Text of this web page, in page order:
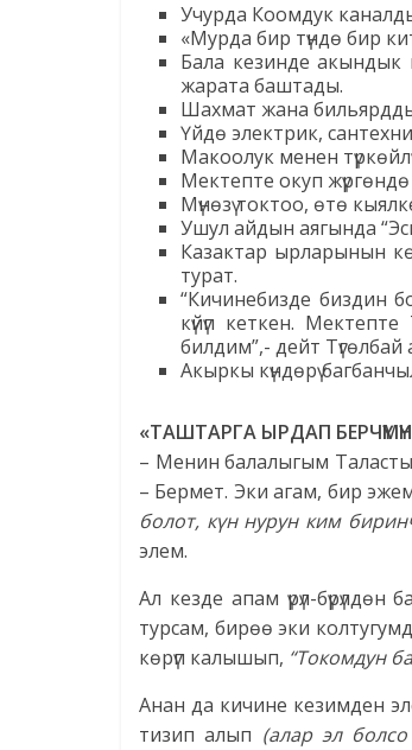
Учурда Коомдук
«Мурда бир түндө бир
Бала кезинде акындык
жарата баштады.
Шахмат жана
Үйдө электрик,
Макоолук менен
Мектепте окуп
Мүнөзү токтоо, өтө
Ушул айдын аягында
Казактар ырларынын
турат.
“Кичинебизде биздин
күйүп кеткен.
билдим”,- дейт Түгөлбай
Акыркы күндөрү
«ТАШТАРГА ЫРДАП
– Менин балалыгым
– Бермет. Эки агам, бир эжем,
болот, күн нурун ким
элем.
Ал кезде апам үрүл-
турсам, бирөө эки
көрүп калышып, “Токомдун
Анан да кичине кезимден
тизип алып (алар эл